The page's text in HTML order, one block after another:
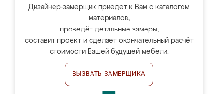
Дизайнер-замерщик приедет к Вам с каталогом
материалов,
проведёт детальные замеры,
составит проект и сделает окончательный расчёт
стоимости Вашей будущей мебели.
ВЫЗВАТЬ ЗАМЕРЩИКА